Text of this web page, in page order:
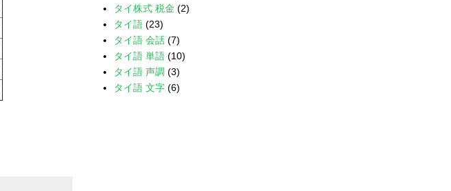
タイ株式 税金 (2)
タイ語 (23)
タイ語 会話 (7)
タイ語 単語 (10)
タイ語 声調 (3)
タイ語 文字 (6)